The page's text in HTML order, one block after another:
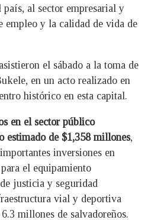
al sector empresarial y
empleo y la calidad de vida de
el sábado a la toma de
en un acto realizado en
histórico en esta capital.
en el sector público
estimado de $1,358 millones,
inversiones en
el equipamiento
justicia y seguridad
vial y deportiva
millones de salvadoreños.